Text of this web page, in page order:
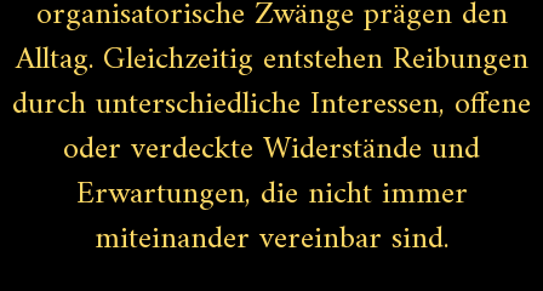
organisatorische Zwänge prägen den
Alltag. Gleichzeitig entstehen Reibungen
durch unterschiedliche Interessen, offene
oder verdeckte Widerstände und
Erwartungen, die nicht immer
miteinander vereinbar sind.